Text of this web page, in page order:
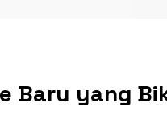
Baru yang